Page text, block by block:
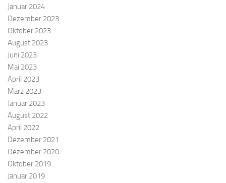
Januar 2024
Dezember 2023
Oktober 2023
August 2023
Juni 2023
Mai 2023
April 2023
März 2023
Januar 2023
August 2022
April 2022
Dezember 2021
Dezember 2020
Oktober 2019
Januar 2019